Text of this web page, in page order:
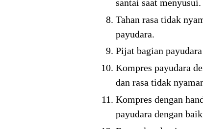
santai saat menyusui.
Tahan rasa tidak
payudara.
Pijat bagian
Kompres payudara
dan rasa tidak
Kompres dengan
payudara dengan